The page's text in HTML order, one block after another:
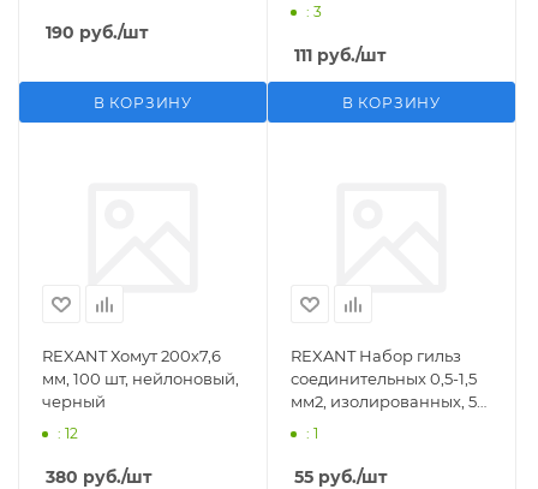
190 руб./шт
В КОРЗИНУ
: 3
111 руб./шт
В КОРЗИНУ
REXANT Хомут 200х7,6
мм, 100 шт, нейлоновый,
черный
: 12
380 руб./шт
REXANT Набор гильз
соединительных 0,5-1,5
мм2, изолированных, 5
: 1
55 руб./шт